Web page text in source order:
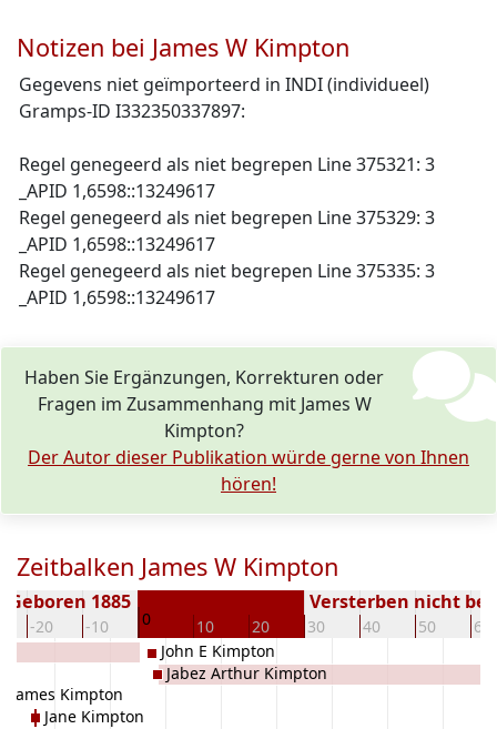
Notizen bei James W Kimpton
Gegevens niet geïmporteerd in INDI (individueel)
Gramps-ID I332350337897:
Regel genegeerd als niet begrepen Line 375321: 3
_APID 1,6598::13249617
Regel genegeerd als niet begrepen Line 375329: 3
_APID 1,6598::13249617
Regel genegeerd als niet begrepen Line 375335: 3
_APID 1,6598::13249617
Haben Sie Ergänzungen, Korrekturen oder
Fragen im Zusammenhang mit James W
Kimpton?
Der Autor dieser Publikation würde gerne von Ihnen
hören!
Zeitbalken James W Kimpton
-20 -10 0 10 20 30 40 50 60
Geboren 1885 Versterben nicht
James Kimpton
Jane Kimpton
John E Kimpton
Jabez Arthur Kimpton